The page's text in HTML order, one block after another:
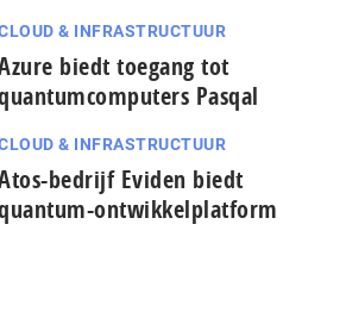
& INFRASTRUCTUUR
biedt toegang tot
Pasqal
& INFRASTRUCTUUR
bedrijf Eviden biedt
ontwikkelplatform